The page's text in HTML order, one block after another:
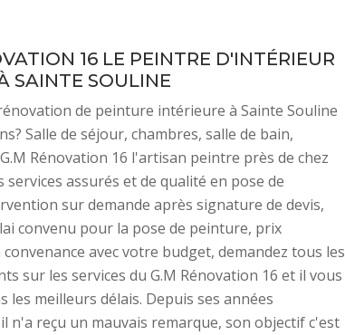
16 LE PEINTRE D'INTÉRIEUR
SAINTE SOULINE
de peinture intérieure à Sainte Souline
Salle de séjour, chambres, salle de bain,
G.M Rénovation 16 l'artisan peintre près de chez
services assurés et de qualité en pose de
sur demande après signature de devis,
convenu pour la pose de peinture, prix
avec votre budget, demandez tous les
sur les services du G.M Rénovation 16 et il vous
les meilleurs délais. Depuis ses années
n'a reçu un mauvais remarque, son objectif c'est